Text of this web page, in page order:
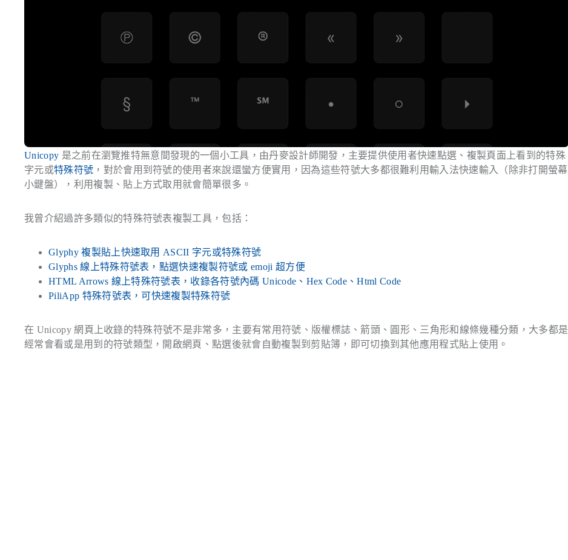
Unicopy 是之前在瀏覽推特無意間發現的一個小工具，由丹麥設計師開發，主要提供使用者快速點選、複製頁面上看到的特殊
字元或特殊符號 ，對於會用到符號的使用者來說還蠻方便實用，因為這些符號大多都很難利用輸入法快速輸入（除非打開螢幕
小鍵盤），利用複製、貼上方式取用就會簡單很多。
我曾介紹過許多類似的特殊符號表複製工具，包括：
Glyphy 複製貼上快速取用 ASCII 字元或特殊符號
Glyphs 線上特殊符號表，點選快速複製符號或 emoji 超方便
HTML Arrows 線上特殊符號表，收錄各符號內碼 Unicode、Hex Code、Html Code
PiliApp 特殊符號表，可快速複製特殊符號
在 Unicopy 網頁上收錄的特殊符號不是非常多，主要有常用符號、版權標誌、箭頭、圓形、三角形和線條幾種分類，大多都是
經常會看或是用到的符號類型，開啟網頁、點選後就會自動複製到剪貼簿，即可切換到其他應用程式貼上使用。